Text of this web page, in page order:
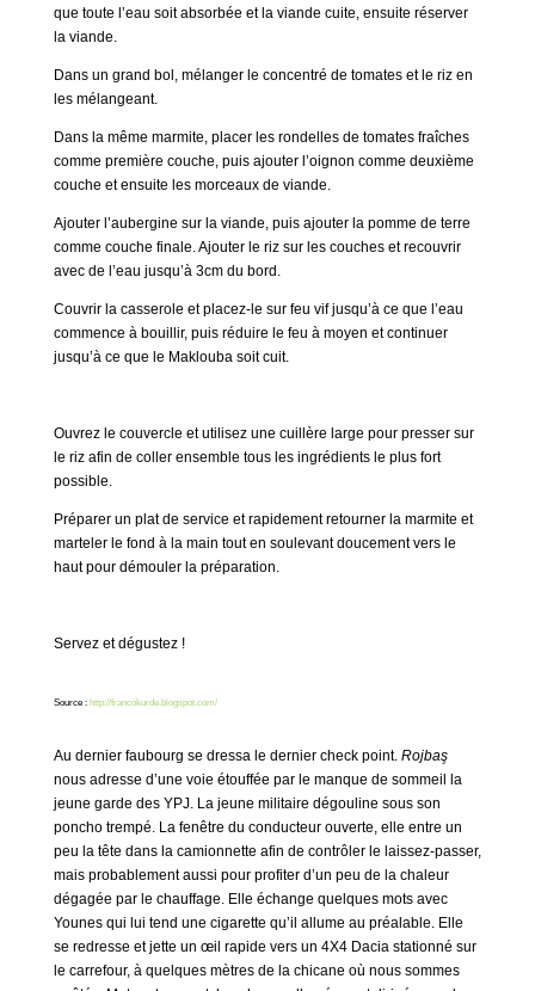
que toute l’eau soit absorbée et la viande cuite, ensuite réserver
la viande.
Dans un grand bol, mélanger le concentré de tomates et le riz en
les mélangeant.
Dans la même marmite, placer les rondelles de tomates fraîches
comme première couche, puis ajouter l’oignon comme deuxième
couche et ensuite les morceaux de viande.
Ajouter l’aubergine sur la viande, puis ajouter la pomme de terre
comme couche finale. Ajouter le riz sur les couches et recouvrir
avec de l’eau jusqu’à 3cm du bord.
Couvrir la casserole et placez-le sur feu vif jusqu’à ce que l’eau
commence à bouillir, puis réduire le feu à moyen et continuer
jusqu’à ce que le Maklouba soit cuit.
Ouvrez le couvercle et utilisez une cuillère large pour presser sur
le riz afin de coller ensemble tous les ingrédients le plus fort
possible.
Préparer un plat de service et rapidement retourner la marmite et
marteler le fond à la main tout en soulevant doucement vers le
haut pour démouler la préparation.
Servez et dégustez !
Source : http://francokurde.blogspot.com/
Au dernier faubourg se dressa le dernier check point. Rojbaş
nous adresse d’une voie étouffée par le manque de sommeil la
jeune garde des YPJ. La jeune militaire dégouline sous son
poncho trempé. La fenêtre du conducteur ouverte, elle entre un
peu la tête dans la camionnette afin de contrôler le laissez-passer,
mais probablement aussi pour profiter d’un peu de la chaleur
dégagée par le chauffage. Elle échange quelques mots avec
Younes qui lui tend une cigarette qu’il allume au préalable. Elle
se redresse et jette un œil rapide vers un 4X4 Dacia stationné sur
le carrefour, à quelques mètres de la chicane où nous sommes